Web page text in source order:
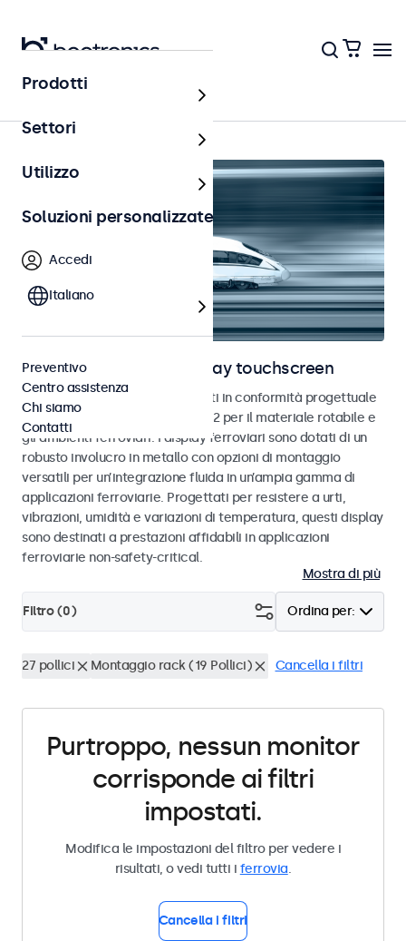
Ferrovia
Monitor ferroviari e display touchscreen
Monitor e touchscreen sviluppati in conformità progettuale
alle norme EN 50155 e EN 45545-2 per il materiale rotabile e
gli ambienti ferroviari. I display ferroviari sono dotati di un
robusto involucro in metallo con opzioni di montaggio
versatili per un’integrazione fluida in un’ampia gamma di
applicazioni ferroviarie. Progettati per resistere a urti,
vibrazioni, umidità e variazioni di temperatura, questi display
sono destinati a prestazioni affidabili in applicazioni
ferroviarie non-safety-critical.
Mostra di più
Ordina per:
Filtro (0)
27 pollici Montaggio rack (19 Pollici) Cancella i filtri
Purtroppo, nessun monitor
corrisponde ai filtri
impostati.
Modifica le impostazioni del filtro per vedere i
risultati, o vedi tutti i ferrovia.
Cancella i filtri
Prodotti
Settori
Utilizzo
Soluzioni personalizzate
Accedi
Italiano
Preventivo
Centro assistenza
Chi siamo
Contatti